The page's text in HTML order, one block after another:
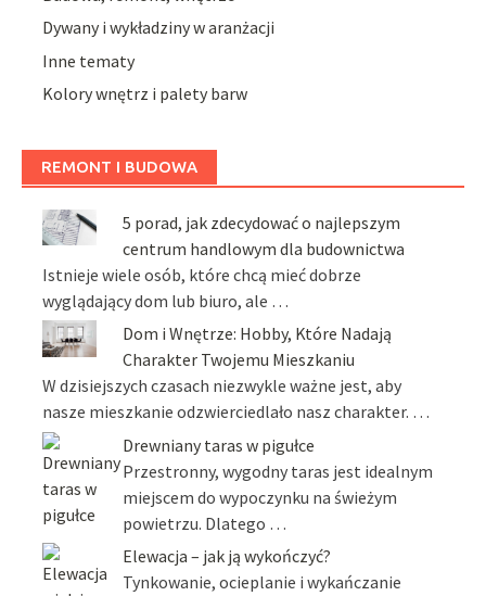
Dywany i wykładziny w aranżacji
Inne tematy
Kolory wnętrz i palety barw
REMONT I BUDOWA
5 porad, jak zdecydować o najlepszym
centrum handlowym dla budownictwa
Istnieje wiele osób, które chcą mieć dobrze
wyglądający dom lub biuro, ale …
Dom i Wnętrze: Hobby, Które Nadają
Charakter Twojemu Mieszkaniu
W dzisiejszych czasach niezwykle ważne jest, aby
nasze mieszkanie odzwierciedlało nasz charakter. …
Drewniany taras w pigułce
Przestronny, wygodny taras jest idealnym
miejscem do wypoczynku na świeżym
powietrzu. Dlatego …
Elewacja – jak ją wykończyć?
Tynkowanie, ocieplanie i wykańczanie